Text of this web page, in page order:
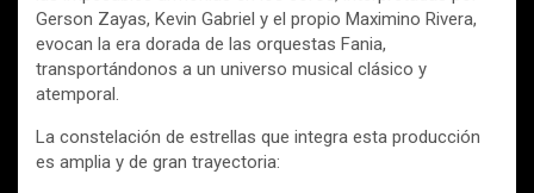
Gerson Zayas, Kevin Gabriel y el propio Maximino Rivera,
evocan la era dorada de las orquestas Fania,
transportándonos a un universo musical clásico y
atemporal.
La constelación de estrellas que integra esta producción
es amplia y de gran trayectoria: